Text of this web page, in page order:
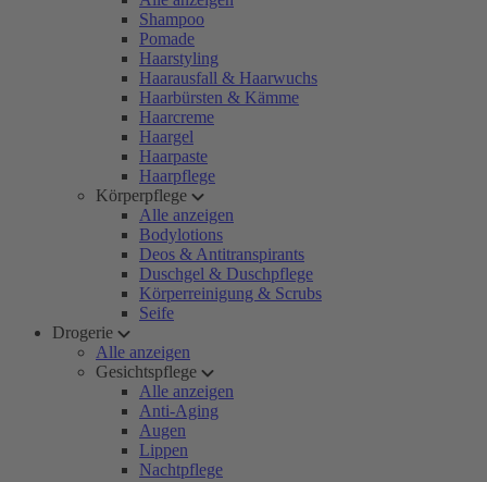
Shampoo
Pomade
Haarstyling
Haarausfall & Haarwuchs
Haarbürsten & Kämme
Haarcreme
Haargel
Haarpaste
Haarpflege
Körperpflege
Alle anzeigen
Bodylotions
Deos & Antitranspirants
Duschgel & Duschpflege
Körperreinigung & Scrubs
Seife
Drogerie
Alle anzeigen
Gesichtspflege
Alle anzeigen
Anti-Aging
Augen
Lippen
Nachtpflege